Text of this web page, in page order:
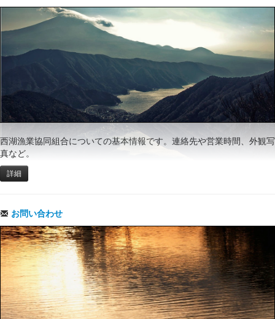
西湖漁業協同組合についての基本情報です。連絡先や営業時間、外観写
真など。
詳細
お問い合わせ